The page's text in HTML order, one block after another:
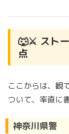
🐺⚔️ スト
点
ここからは、観
ついて、率直に
神奈川県警